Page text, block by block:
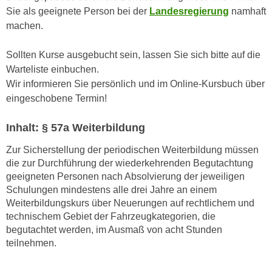
Sie als geeignete Person bei der Landesregierung namhaft
machen.
Sollten Kurse ausgebucht sein, lassen Sie sich bitte auf die
Warteliste einbuchen.
Wir informieren Sie persönlich und im Online-Kursbuch über
eingeschobene Termin!
Inhalt: § 57a Weiterbildung
Zur Sicherstellung der periodischen Weiterbildung müssen
die zur Durchführung der wiederkehrenden Begutachtung
geeigneten Personen nach Absolvierung der jeweiligen
Schulungen mindestens alle drei Jahre an einem
Weiterbildungskurs über Neuerungen auf rechtlichem und
technischem Gebiet der Fahrzeugkategorien, die
begutachtet werden, im Ausmaß von acht Stunden
teilnehmen.
k
u
n
d
r
S
i
e
r
e
l
e
t
u
n
g
z
s
t
i
m
m
e
n
,
g